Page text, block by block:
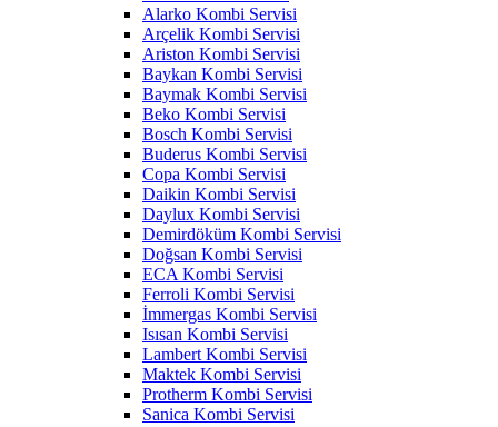
Alarko Kombi Servisi
Arçelik Kombi Servisi
Ariston Kombi Servisi
Baykan Kombi Servisi
Baymak Kombi Servisi
Beko Kombi Servisi
Bosch Kombi Servisi
Buderus Kombi Servisi
Copa Kombi Servisi
Daikin Kombi Servisi
Daylux Kombi Servisi
Demirdöküm Kombi Servisi
Doğsan Kombi Servisi
ECA Kombi Servisi
Ferroli Kombi Servisi
İmmergas Kombi Servisi
Isısan Kombi Servisi
Lambert Kombi Servisi
Maktek Kombi Servisi
Protherm Kombi Servisi
Sanica Kombi Servisi